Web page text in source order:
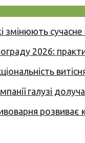
змінюють сучасне
2026:
галузі